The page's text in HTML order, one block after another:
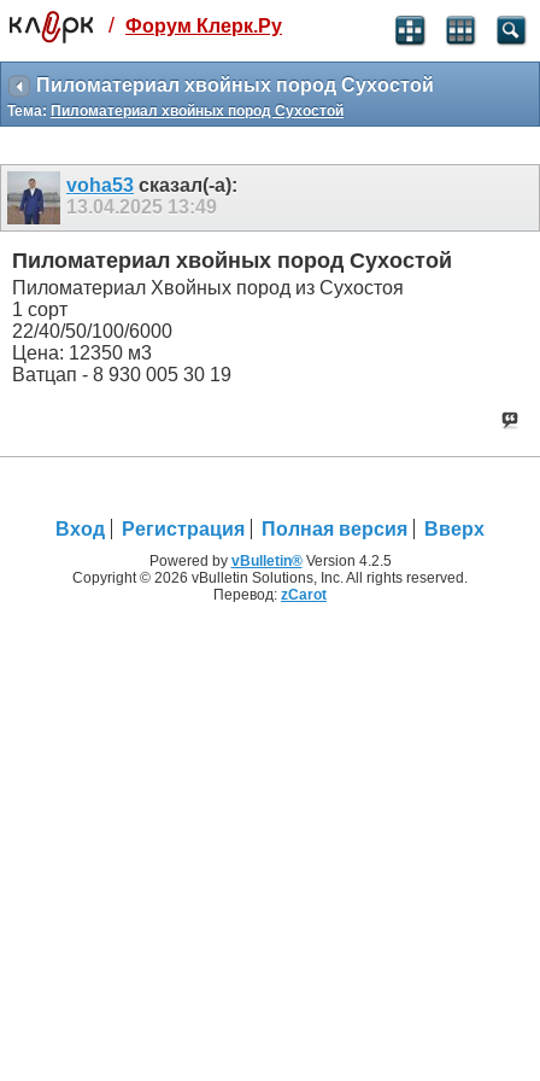
Святые угодники, Клерк без рекламы
прекрасен:)
месяц
3 месяца
259 ₽
-10%
499 ₽
-15%
Отмена
/ Форум Клерк.Ру
Пиломатериал хвойных пород Сухостой
Тема: Пиломатериал хвойных пород Сухостой
voha53 сказал(-а):
13.04.2025 13:49
Пиломатериал хвойных пород Сухостой
Пиломатериал Хвойных пород из Сухостоя
1 сорт
22/40/50/100/6000
Цена: 12350 м3
Ватцап - 8 930 005 30 19
Вход Регистрация Полная версия Вверх
Powered by vBulletin®Version 4.2.5
Copyright © 2026 vBulletin Solutions, Inc. All rights reserved.
Перевод: zCarot